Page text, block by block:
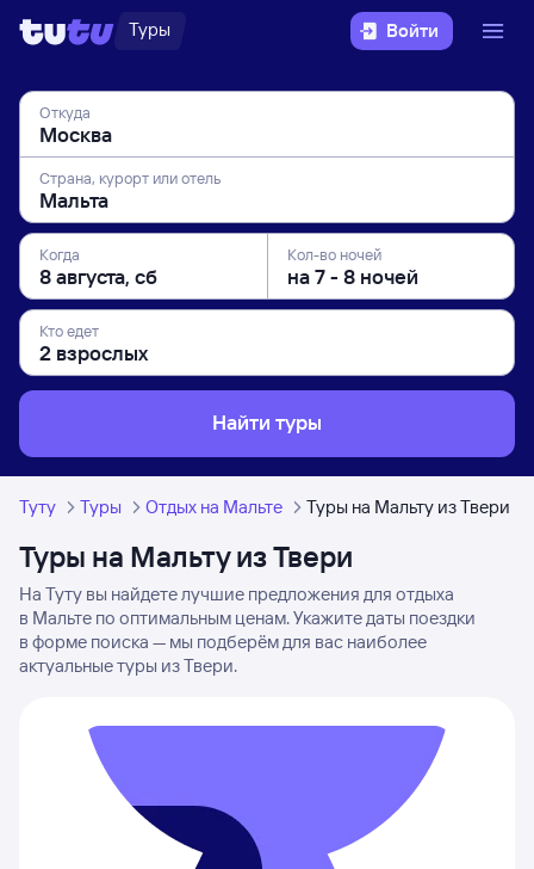
Туры Войти
Откуда
Страна, курорт или отель
Когда Кол-во ночей
Кто едет
Найти туры
Туту Туры Отдых на Мальте Туры на Мальту из Твери
Туры на Мальту из Твери
На Туту вы найдете лучшие предложения для отдыха
в Мальте по оптимальным ценам. Укажите даты поездки
в форме поиска — мы подберём для вас наиболее
актуальные туры из Твери.